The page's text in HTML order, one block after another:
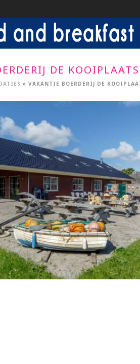
DE KOOIPLAATS
» VAKANTIE BOERDERIJ DE